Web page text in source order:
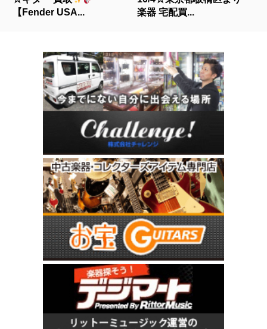
【Fender USA...
楽器 宅配買...